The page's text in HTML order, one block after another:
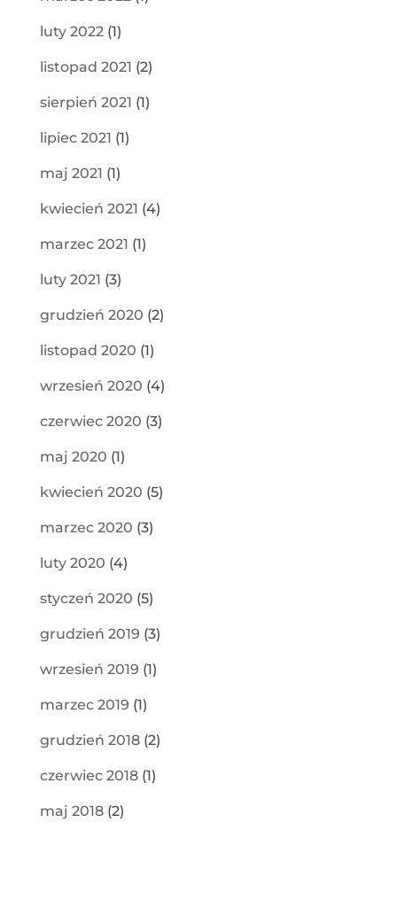
luty 2022(1)
listopad 2021 (2)
sierpień 2021 (1)
lipiec 2021 (1)
maj 2021 (1)
kwiecień 2021 (4)
marzec 2021 (1)
luty 2021 (3)
grudzień 2020 (2)
listopad 2020 (1)
wrzesień 2020 (4)
czerwiec 2020 (3)
maj 2020 (1)
kwiecień 2020 (5)
marzec 2020 (3)
luty 2020 (4)
styczeń 2020 (5)
grudzień 2019 (3)
wrzesień 2019 (1)
marzec 2019 (1)
grudzień 2018(2)
czerwiec 2018(1)
maj 2018(2)